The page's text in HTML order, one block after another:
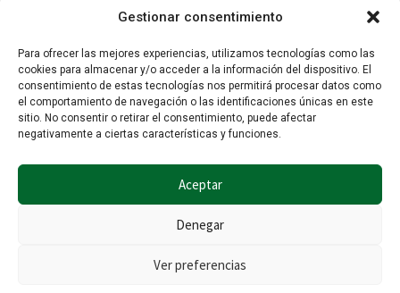
Gestionar consentimiento
Para ofrecer las mejores experiencias, utilizamos tecnologías como las
cookies para almacenar y/o acceder a la información del dispositivo. El
consentimiento de estas tecnologías nos permitirá procesar datos como
el comportamiento de navegación o las identificaciones únicas en este
sitio. No consentir o retirar el consentimiento, puede afectar
negativamente a ciertas características y funciones.
Aceptar
Denegar
Ver preferencias
Jamoncitos de pollo en salsa de almendras
© Hierbalia 2026
Política de privacidady losTérminos y condiciones